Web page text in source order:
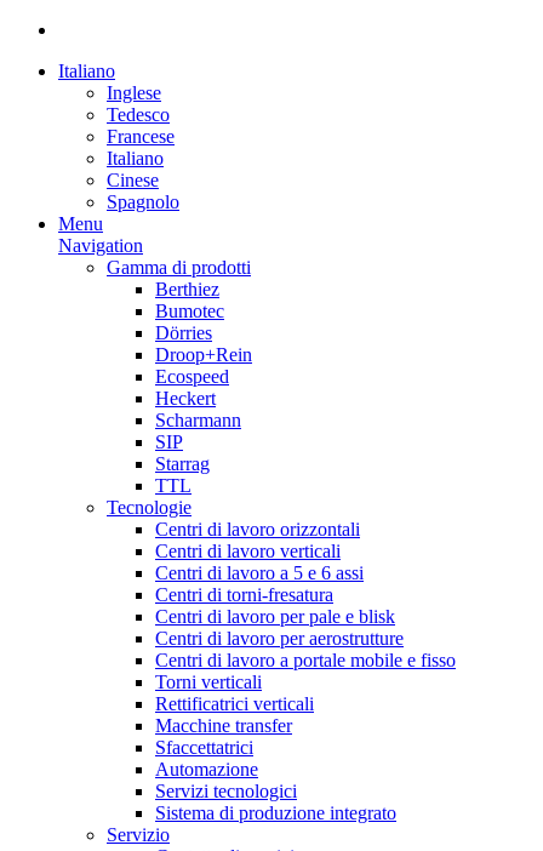
Italiano
Inglese
Tedesco
Francese
Italiano
Cinese
Spagnolo
Menu
Navigation
Gamma di prodotti
Berthiez
Bumotec
Dörries
Droop+Rein
Ecospeed
Heckert
Scharmann
SIP
Starrag
TTL
Tecnologie
Centri di lavoro orizzontali
Centri di lavoro verticali
Centri di lavoro a 5 e 6 assi
Centri di torni-fresatura
Centri di lavoro per pale e blisk
Centri di lavoro per aerostrutture
Centri di lavoro a portale mobile e fisso
Torni verticali
Rettificatrici verticali
Macchine transfer
Sfaccettatrici
Automazione
Servizi tecnologici
Sistema di produzione integrato
Servizio